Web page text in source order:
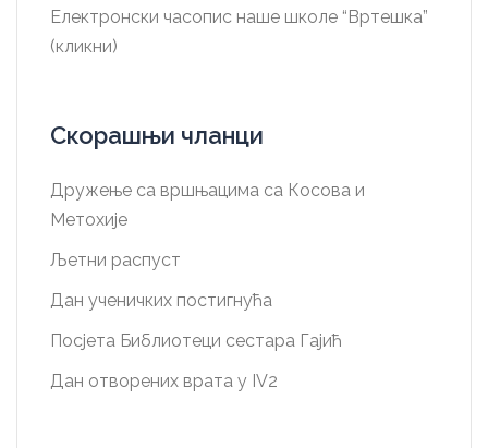
Електронски часопис наше школе “Вртешка”
(кликни)
Скорашњи чланци
Дружење са вршњацима са Косова и
Метохије
Љетни распуст
Дан ученичких постигнућа
Посјета Библиотеци сестара Гајић
Дан отворених врата у IV2